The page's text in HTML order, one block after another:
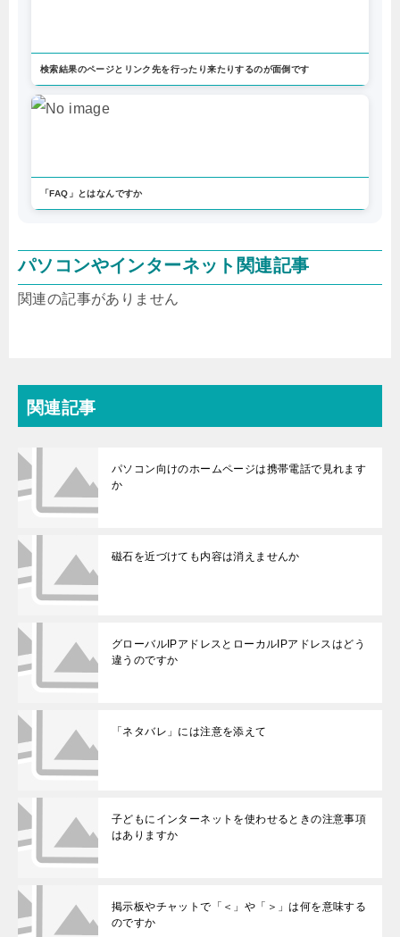
検索結果のページとリンク先を行ったり来たりするのが面倒です
「FAQ」とはなんですか
パソコンやインターネット関連記事
関連の記事がありません
関連記事
パソコン向けのホームページは携帯電話で見れます
か
磁石を近づけても内容は消えませんか
グローバルIPアドレスとローカルIPアドレスはどう
違うのですか
「ネタバレ」には注意を添えて
子どもにインターネットを使わせるときの注意事項
はありますか
掲示板やチャットで「＜」や「＞」は何を意味する
のですか